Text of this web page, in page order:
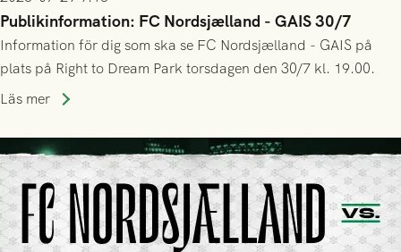
Publikinformation: FC Nordsjælland - GAIS 30/7
Information för dig som ska se FC Nordsjælland - GAIS på
plats på Right to Dream Park torsdagen den 30/7 kl. 19.00.
Läs mer